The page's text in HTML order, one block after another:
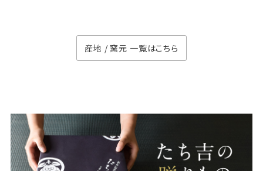
産地 / 窯元 一覧はこちら